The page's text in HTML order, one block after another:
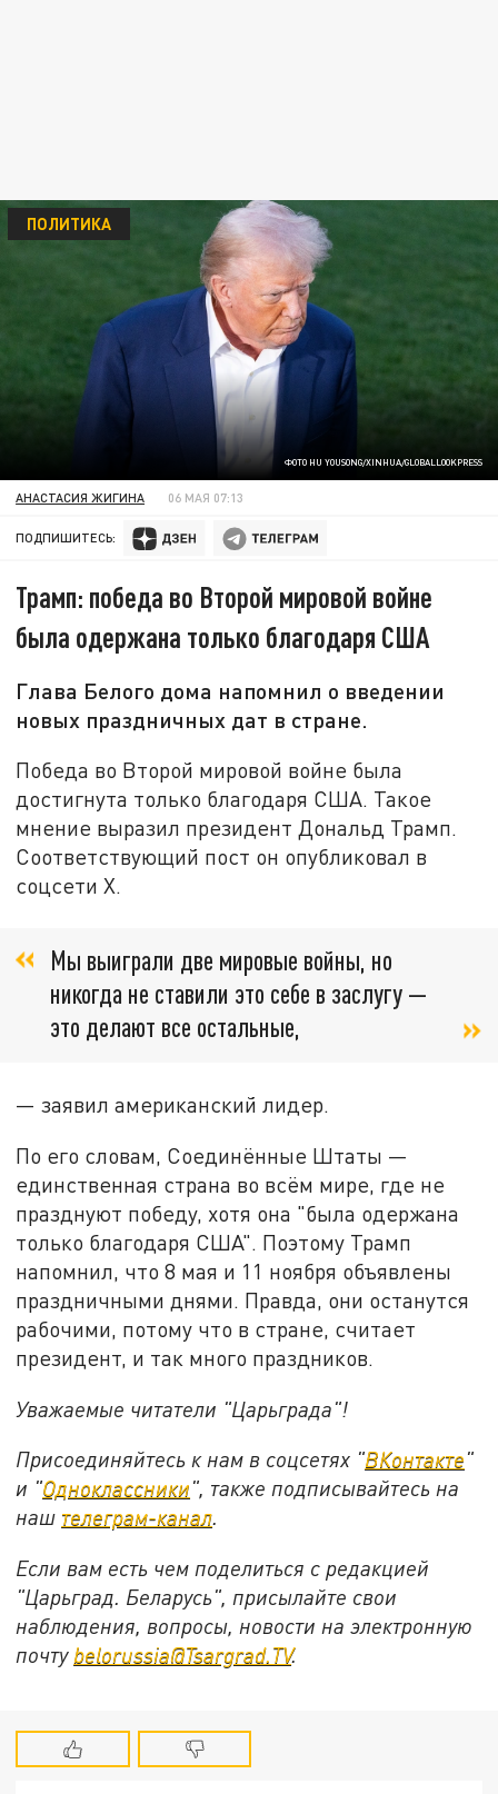
ФОТО HU YOUSONG/XINHUA/GLOBALLOOKPRESS
ПОЛИТИКА
АНАСТАСИЯ ЖИГИНА 06 МАЯ 07:13
ПОДПИШИТЕСЬ:
Трамп: победа во Второй мировой войне
была одержана только благодаря США
Глава Белого дома напомнил о введении
новых праздничных дат в стране.
Победа во Второй мировой войне была
достигнута только благодаря США. Такое
мнение выразил президент Дональд Трамп.
Соответствующий пост он опубликовал в
соцсети Х.
Мы выиграли две мировые войны, но
никогда не ставили это себе в заслугу —
это делают все остальные,
— заявил американский лидер.
По его словам, Соединённые Штаты —
единственная страна во всём мире, где не
празднуют победу, хотя она "была одержана
только благодаря США". Поэтому Трамп
напомнил, что 8 мая и 11 ноября объявлены
праздничными днями. Правда, они останутся
рабочими, потому что в стране, считает
президент, и так много праздников.
Уважаемые читатели "Царьграда"!
Присоединяйтесь к нам в соцсетях "ВКонтакте"
и "Одноклассники", также подписывайтесь на
наш телеграм-канал.
Если вам есть чем поделиться с редакцией
"Царьград. Беларусь", присылайте свои
наблюдения, вопросы, новости на электронную
почту belorussia@Tsargrad.TV.